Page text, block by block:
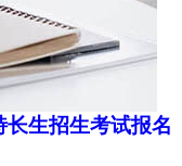
生招生考试报名